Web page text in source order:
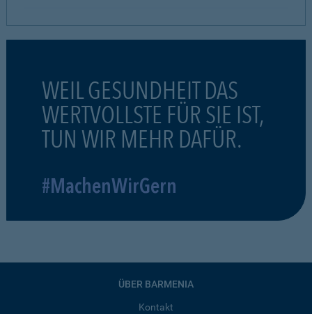
WEIL GESUNDHEIT DAS
WERTVOLLSTE FÜR SIE IST,
TUN WIR MEHR DAFÜR.
#MachenWirGern
ÜBER BARMENIA
Kontakt